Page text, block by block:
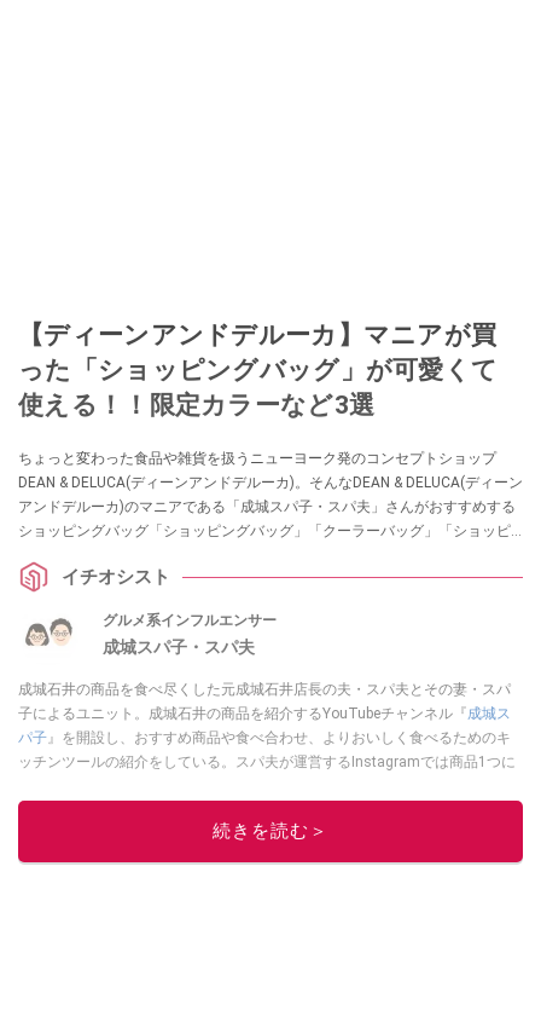
【ディーンアンドデルーカ】マニアが買
った「ショッピングバッグ」が可愛くて
使える！！限定カラーなど3選
ちょっと変わった食品や雑貨を扱うニューヨーク発のコンセプトショップ
DEAN & DELUCA(ディーンアンドデルーカ)。そんなDEAN & DELUCA(ディーン
アンドデルーカ)のマニアである「成城スパ子・スパ夫」さんがおすすめする
ショッピングバッグ「ショッピングバッグ」「クーラーバッグ」「ショッピ
すので、お早めにチェックしてみてくださいね。
イチオシスト
グルメ系インフルエンサー
成城スパ子・スパ夫
成城石井の商品を食べ尽くした元成城石井店長の夫・スパ夫とその妻・スパ
子によるユニット。成城石井の商品を紹介するYouTubeチャンネル『成城ス
パ子』を開設し、おすすめ商品や食べ合わせ、よりおいしく食べるためのキ
ッチンツールの紹介をしている。スパ夫が運営するInstagramでは商品1つに
ィープな魅力を発信している。
続きを読む＞